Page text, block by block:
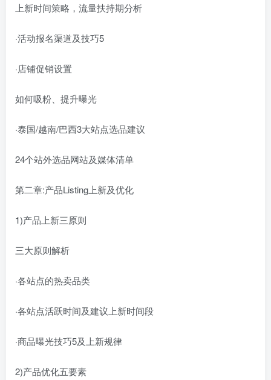
上新时间策略，流量扶持期分析
·活动报名渠道及技巧5
·店铺促销设置
如何吸粉、提升曝光
·泰国/越南/巴西3大站点选品建议
24个站外选品网站及媒体清单
第二章:产品Listing上新及优化
1)产品上新三原则
三大原则解析
·各站点的热卖品类
·各站点活跃时间及建议上新时间段
·商品曝光技巧5及上新规律
2)产品优化五要素